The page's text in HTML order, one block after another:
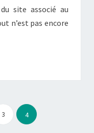
site associé au
n’est pas encore
3 4